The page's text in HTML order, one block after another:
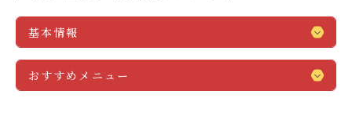
基本情報
おすすめメニュー